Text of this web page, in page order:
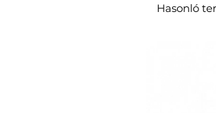
Hasonló